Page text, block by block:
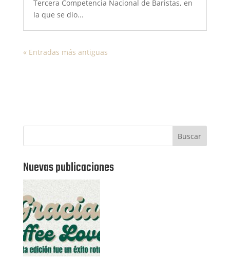
Tercera Competencia Nacional de Baristas, en
la que se dio...
« Entradas más antiguas
Buscar
Nuevas publicaciones